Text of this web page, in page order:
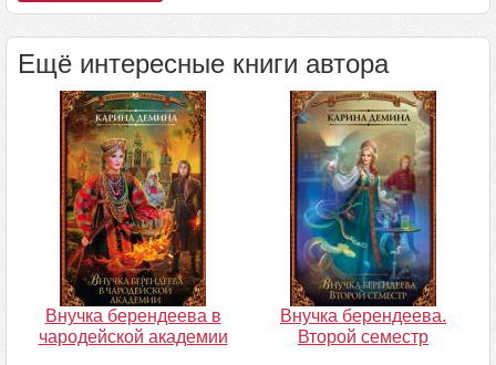
Ещё интересные книги автора
Внучка берендеева в
чародейской академии
Внучка берендеева.
Второй семестр